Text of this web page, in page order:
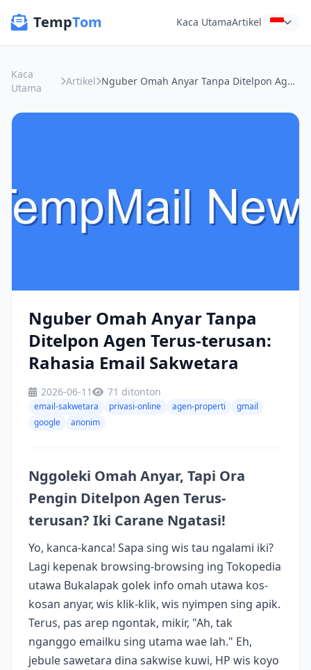
TempTom Kaca UtamaArtikel
Kaca
Utama
Artikel Nguber Omah Anyar Tanpa Ditelpon Agen Terus-terusan: Rahasia Email Sakwetara
Nguber Omah Anyar Tanpa
Ditelpon Agen Terus-terusan:
Rahasia Email Sakwetara
2026-06-11 71 ditonton
email-sakwetara privasi-online agen-properti
gmail
google
anonim
Nggoleki Omah Anyar, Tapi Ora
Pengin Ditelpon Agen Terus-
terusan? Iki Carane Ngatasi!
Yo, kanca-kanca! Sapa sing wis tau ngalami iki?
Lagi kepenak browsing-browsing ing Tokopedia
utawa Bukalapak golek info omah utawa kos-
kosan anyar, wis klik-klik, wis nyimpen sing apik.
Terus, pas arep ngontak, mikir, "Ah, tak
nganggo emailku sing utama wae lah." Eh,
jebule sawetara dina sakwise kuwi, HP wis koyo